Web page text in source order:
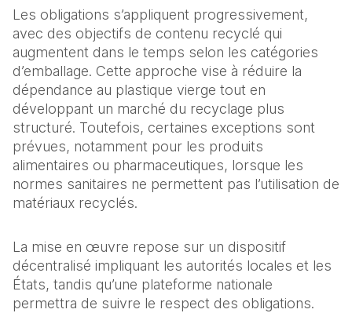
Les obligations s’appliquent progressivement,
avec des objectifs de contenu recyclé qui
augmentent dans le temps selon les catégories
d’emballage. Cette approche vise à réduire la
dépendance au plastique vierge tout en
développant un marché du recyclage plus
structuré. Toutefois, certaines exceptions sont
prévues, notamment pour les produits
alimentaires ou pharmaceutiques, lorsque les
normes sanitaires ne permettent pas l’utilisation de
matériaux recyclés.
La mise en œuvre repose sur un dispositif
décentralisé impliquant les autorités locales et les
États, tandis qu’une plateforme nationale
permettra de suivre le respect des obligations.